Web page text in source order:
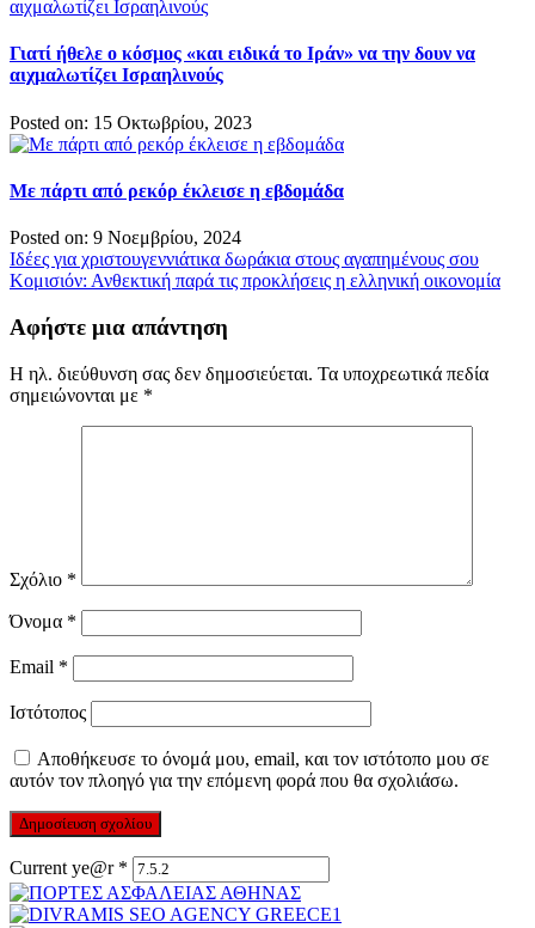
Γιατί ήθελε ο κόσμος «και ειδικά το Ιράν» να την δουν να
αιχμαλωτίζει Ισραηλινούς
Posted on: 15 Οκτωβρίου, 2023
Με πάρτι από ρεκόρ έκλεισε η εβδομάδα
Posted on: 9 Νοεμβρίου, 2024
Πλοήγηση
άρθρων
Ιδέες για χριστουγεννιάτικα δωράκια στους αγαπημένους σου
Κομισιόν: Ανθεκτική παρά τις προκλήσεις η ελληνική οικονομία
Αφήστε μια απάντηση
Η ηλ. διεύθυνση σας δεν δημοσιεύεται. Τα υποχρεωτικά πεδία
σημειώνονται με *
Σχόλιο *
Όνομα *
Email *
Ιστότοπος
Αποθήκευσε το όνομά μου, email, και τον ιστότοπο μου σε
αυτόν τον πλοηγό για την επόμενη φορά που θα σχολιάσω.
Current ye@r *